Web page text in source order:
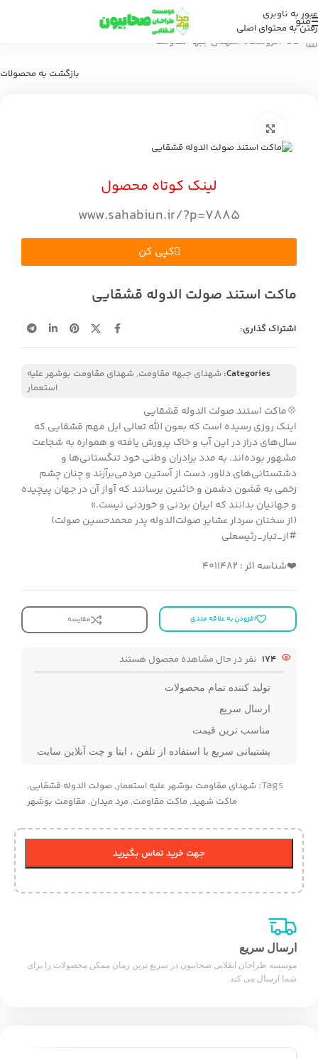
عبور به ناوبری
رفتن به محتوای اصلی
منو
خانه /فروشگاه /شهدای جبهه مقاومت
بازگشت به محصولات
لینک کوتاه محصول
www.sahabiun.ir/?p=7885
کپی کن
ماکت استند صولت الدوله قشقایی
اشتراک گذاری:
Categories: شهدای جبهه مقاومت, شهدای مقاومت بوشهر علیه
استعمار
💠ماکت استند صولت الدوله قشقایی
اینک روزی رسیده است که بعون الله تعالی ایل مهم قشقایی که
سال‌های دراز در این آب و خاک پرورش یافته و همواره به شجاعت
مشهور بوده‌اند. به مدد برادران وطنی خود تنگستانی‌ها و
دشتستانی‌های دلاور، دست از آستین مردمی‌برآرند و چنان چشم
زخمی‌ به قشون دشمن و خائنین برسانند که آواز آن در جهان پیچیده
و جهانیان بدانند که ایران بردنی و خوردنی نیست.»
(از سخنان سردار عشایر صولت‌الدوله پدر محمدحسین صولت)
#از_تبار_رئیسعلی
❤️شناسه اثر : 4011482
افزودن به علاقه مندی مقایسه
174 نفر در حال مشاهده محصول هستند
تولید کننده تمام محصولات
ارسال سریع
مناسب ترین قیمت
پشتیبانی سریع با استفاده از تلفن ، ایتا و چت آنلاین سایت
Tags: شهدای مقاومت بوشهر علیه استعمار, صولت الدوله قشقایی,
ماکت شهید, ماکت مقاومت, مرد میدان, مقاومت بوشهر
جهت خرید تماس بگیرید
ارسال سریع
موسسه طراحان انقلابی صحابیون در سریع ترین زمان ممکن محصولات را برای
شما ارسال می کند